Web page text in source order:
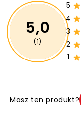
5,0
(1)
5
4
3
2
1
Masz ten produkt?